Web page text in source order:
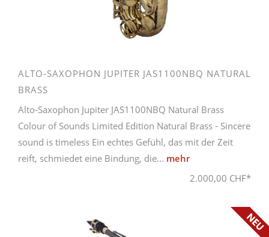
ALTO-SAXOPHON JUPITER JAS1100NBQ NATURAL
BRASS
Alto-Saxophon Jupiter JAS1100NBQ Natural Brass
Colour of Sounds Limited Edition Natural Brass - Sincere
sound is timeless Ein echtes Gefühl, das mit der Zeit
reift, schmiedet eine Bindung, die... mehr
2.000,00 CHF*